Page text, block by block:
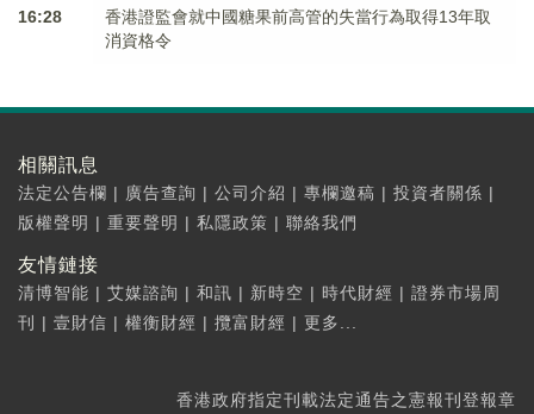
16:28
香港證監會就中國糖果前高管的失當行為取得13年取
消資格令
相關訊息
法定公告欄 | 廣告查詢 | 公司介紹 | 專欄邀稿 | 投資者關係 |
版權聲明 | 重要聲明 | 私隱政策 | 聯絡我們
友情鏈接
清博智能 | 艾媒諮詢 | 和訊 | 新時空 | 時代財經 | 證券市場周
刊
| 壹財信 | 權衡財經 | 攬富財經 | 更多...
香港政府指定刊載法定通告之憲報刊登報章